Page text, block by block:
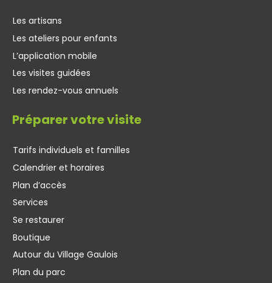
Les artisans
Les ateliers pour enfants
L’application mobile
Les visites guidées
Les rendez-vous annuels
Préparer votre visite
Tarifs individuels et familles
Calendrier et horaires
Plan d’accès
Services
Se restaurer
Boutique
Autour du Village Gaulois
Plan du parc